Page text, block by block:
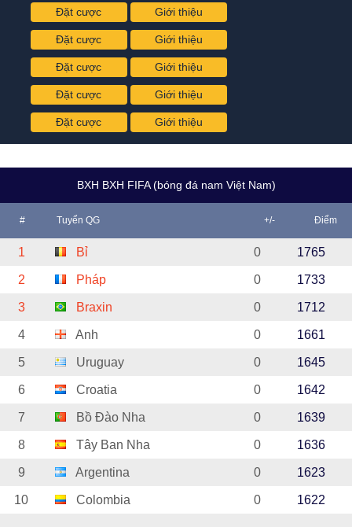
Đặt cược Giới thiệu
Đặt cược Giới thiệu
Đặt cược Giới thiệu
Đặt cược Giới thiệu
Đặt cược Giới thiệu
BXH BXH FIFA (bóng đá nam Việt Nam)
# Tuyển QG +/- Điểm
1 Bỉ 0 1765
2 Pháp 0 1733
3 Braxin 0 1712
4 Anh 0 1661
5 Uruguay 0 1645
6 Croatia 0 1642
7 Bồ Đào Nha 0 1639
8 Tây Ban Nha 0 1636
9 Argentina 0 1623
10 Colombia 0 1622